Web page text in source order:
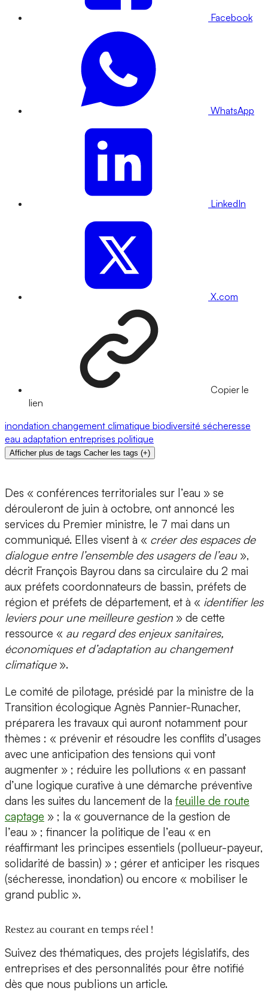
Facebook
WhatsApp
LinkedIn
X.com
Copier le
lien
inondation changement climatique biodiversité sécheresse
eau adaptation entreprises politique
Afficher plus de tags Cacher les tags (+)
Des « conférences territoriales sur l’eau » se
dérouleront de juin à octobre, ont annoncé les
services du Premier ministre, le 7 mai dans un
communiqué. Elles visent à « créer des espaces de
dialogue entre l’ensemble des usagers de l’eau»,
décrit François Bayrou dans sa circulaire du 2 mai
aux préfets coordonnateurs de bassin, préfets de
région et préfets de département, et à « identifier les
leviers pour une meilleure gestion » de cette
ressource « au regard des enjeux sanitaires,
économiques et d’adaptation au changement
climatique».
Le comité de pilotage, présidé par la ministre de la
Transition écologique Agnès Pannier-Runacher,
préparera les travaux qui auront notamment pour
thèmes : « prévenir et résoudre les conflits d’usages
avec une anticipation des tensions qui vont
augmenter » ; réduire les pollutions « en passant
d’une logique curative à une démarche préventive
dans les suites du lancement de la feuille de route
captage » ; la « gouvernance de la gestion de
l’eau » ; financer la politique de l’eau « en
réaffirmant les principes essentiels (pollueur-payeur,
solidarité de bassin) » ; gérer et anticiper les risques
(sécheresse, inondation) ou encore « mobiliser le
grand public ».
Restez au courant en temps réel !
Suivez des thématiques, des projets législatifs, des
entreprises et des personnalités pour être notifié
dès que nous publions un article.